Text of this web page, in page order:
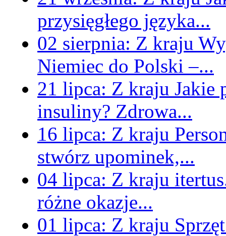
przysięgłego języka...
02 sierpnia: Z kraju
Niemiec do Polski –...
21 lipca: Z kraju Jakie
insuliny? Zdrowa...
16 lipca: Z kraju
stwórz upominek,...
04 lipca: Z kraju
różne okazje...
01 lipca: Z kraju